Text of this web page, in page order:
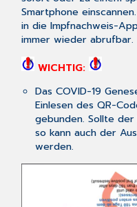
Smartphone
in die Impfnachweis-
immer wieder abrufbar.
WICHTIG:
Das COVID-19
Einlesen des QR-
gebunden. Sollte
so kann auch der
werden.